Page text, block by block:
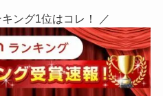
ング1位はコレ！ ／